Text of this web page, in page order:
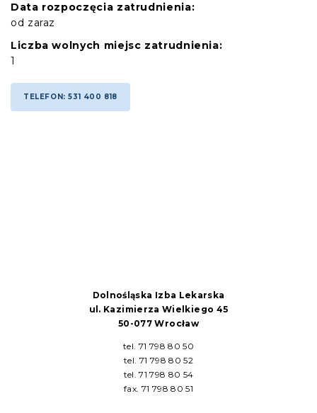
Data rozpoczęcia zatrudnienia:
od zaraz
Liczba wolnych miejsc zatrudnienia:
1
TELEFON: 531 400 818
Dolnośląska Izba Lekarska
ul. Kazimierza Wielkiego 45
50-077 Wrocław
tel. 71 798 80 50
tel. 71 798 80 52
tel. 71 798 80 54
fax. 71 798 80 51